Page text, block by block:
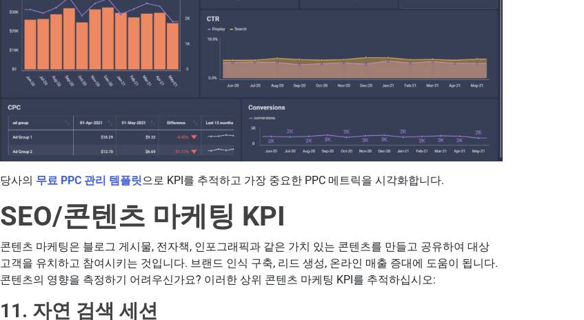
당사의 무료 PPC 관리 템플릿으로 KPI를 추적하고 가장 중요한 PPC 메트릭을 시각화합니다.
SEO/콘텐츠 마케팅 KPI
콘텐츠 마케팅은 블로그 게시물, 전자책, 인포그래픽과 같은 가치 있는 콘텐츠를 만들고 공유하여 대상
고객을 유치하고 참여시키는 것입니다. 브랜드 인식 구축, 리드 생성, 온라인 매출 증대에 도움이 됩니다.
콘텐츠의 영향을 측정하기 어려우신가요? 이러한 상위 콘텐츠 마케팅 KPI를 추적하십시오:
11. 자연 검색 세션